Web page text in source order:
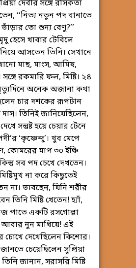
দেবীর সঙ্গে রসিকতা
‘‘নিত্য নতুন পদ বানাতে
তো শুন্য বেণু?’’
হেসে খাবার টেবিলে
আসতেন তিনি। সেখানে
মাছ, মাংস, আমিষ,
রকমারি ফল, মিষ্টি। ২৪
অনেক অজানা কথা
চার দশকের রূপটান
তিনিই জানিয়েছিলেন,
সন্তুষ্ট হয়ে চেয়ার টেনে
‘কৃষ্ণেন্দু’। খুব মেপে
কোমরের মাপ ৩০ ইঞ্চি
সব পদ চেখে দেখতেন।
না করে কিছুতেই
না। ভাবছেন, যিনি শরীর
তিনি মিষ্টি খেতেন! হ্যাঁ,
পাতে একটি রসগোল্লা
নুন মাখিয়ে! এই
চোখে দেখেছিলেন কিশোর।
চেয়েছিলেন সুপ্রিয়া
জানান, সরাসরি মিষ্টি